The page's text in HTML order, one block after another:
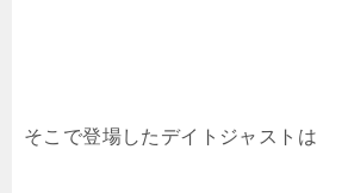
そこで登場したデイトジャストは